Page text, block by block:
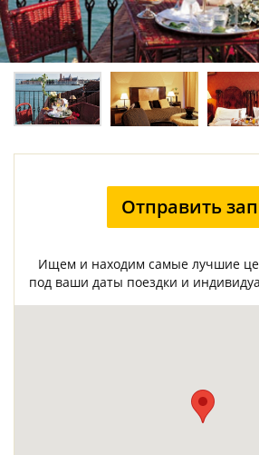
Отправить
Ищем и находим самые лучшие
под ваши даты поездки и